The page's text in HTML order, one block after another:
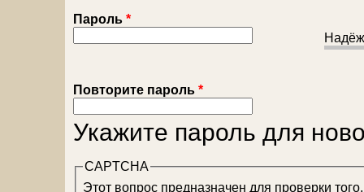
Пароль *
Повторите пароль *
Укажите пароль для
CAPTCHA
Этот вопрос предназначен для проверки